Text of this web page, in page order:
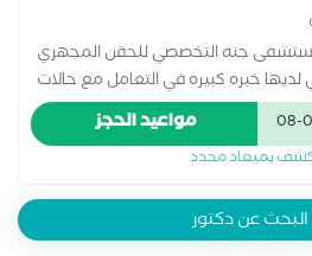
جنه التخصصي للحقن المجهري
وهي لديها خبره كبيره في التعامل مع حالات
الانجاب وكذلك حالات تحديد نوع الجنين
التخصصي في الحقن المجهري واطفال
انجلترا وكذلك الدبلوم التخصصي
مواعيد الحجز
بميعاد محدد
البحث عن دكتور